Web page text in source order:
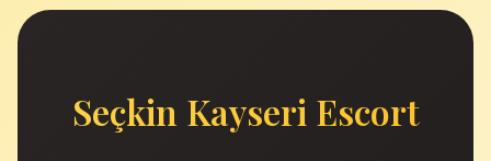
Seçkin Kayseri Escort